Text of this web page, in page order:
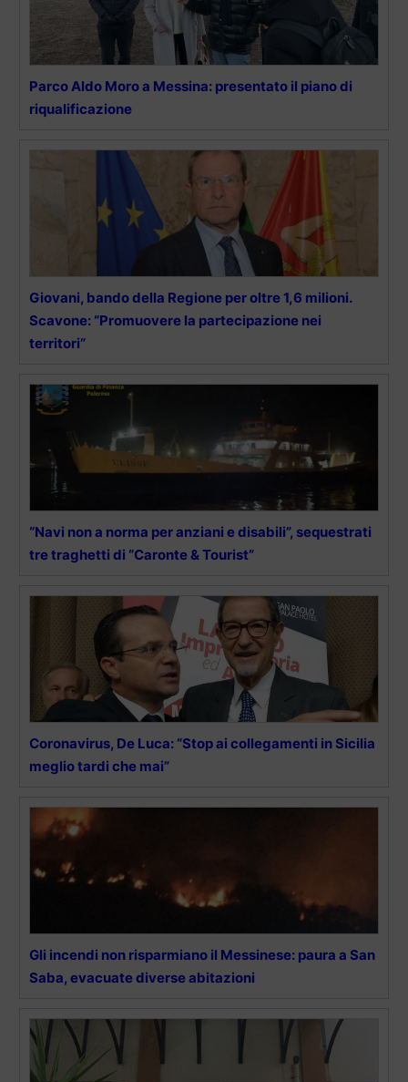
Parco Aldo Moro a Messina: presentato il piano di
riqualificazione
Giovani, bando della Regione per oltre 1,6 milioni.
Scavone: “Promuovere la partecipazione nei
territori”
“Navi non a norma per anziani e disabili”, sequestrati
tre traghetti di “Caronte & Tourist”
Coronavirus, De Luca: “Stop ai collegamenti in Sicilia
meglio tardi che mai”
Gli incendi non risparmiano il Messinese: paura a San
Saba, evacuate diverse abitazioni